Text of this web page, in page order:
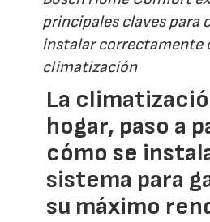
principales claves para
instalar correctamente
climatización
La
hogar, paso a
cómo se
sistema para
su máximo